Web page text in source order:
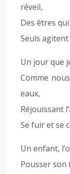
réveil,
Des êtres
Seuls
Un jour que
Comme
eaux,
Réjouissant
Se fuir et se
Un enfant,
Pousser son